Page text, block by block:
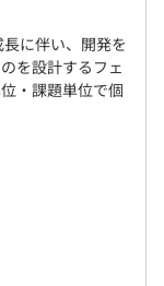
に伴い、開発を
を設計するフェ
・課題単位で個